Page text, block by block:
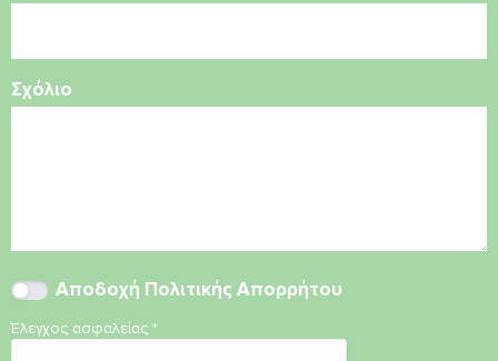
Σχόλιο
Αποδοχή Πολιτικής Απορρήτου
Έλεγχος ασφαλείας *